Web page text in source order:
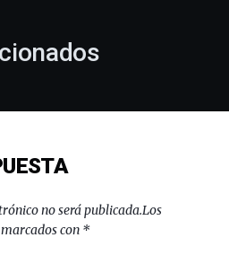
no será publicada.Los
con *